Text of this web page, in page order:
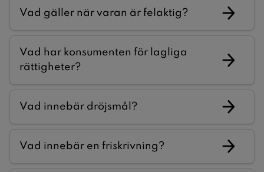
Vad gäller när varan är felaktig?
Vad har konsumenten för lagliga
rättigheter?
Vad innebär dröjsmål?
Vad innebär en friskrivning?